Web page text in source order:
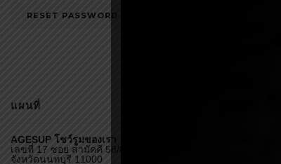
แผนที่
AGESUP โชว์รูมของเรา
เลขที่ 17 ซอย สามัคคี 58/8 อำเภอ เมืองนนทบุรี
จังหวัดนนทบุรี 11000